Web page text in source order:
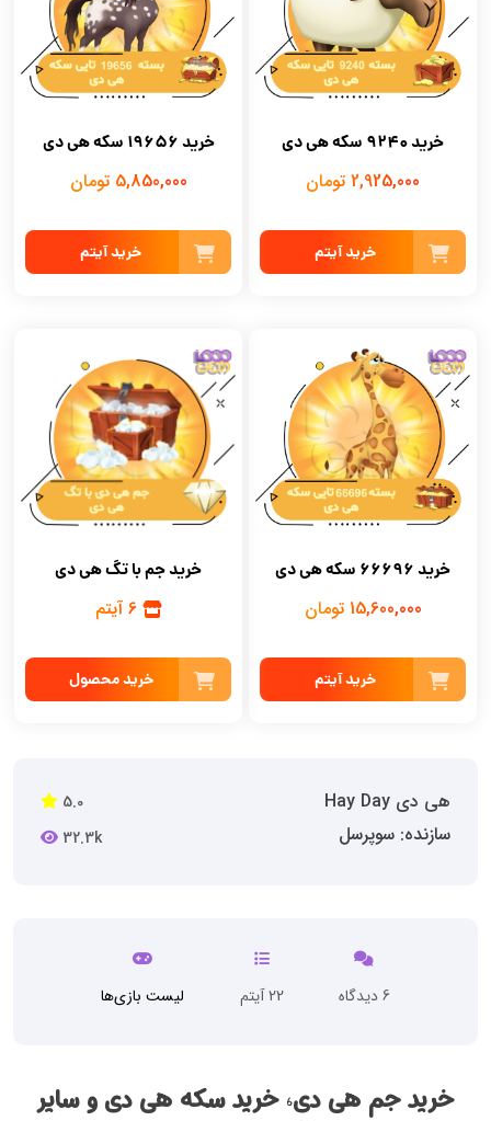
خرید 9240 سکه هی دی
2,925,000 تومان
خرید آیتم
خرید 19656 سکه هی دی
5,850,000 تومان
خرید آیتم
خرید 66696 سکه هی دی
15,600,000 تومان
خرید آیتم
خرید جم با تگ هی دی
6 آیتم
خرید محصول
هی دی Hay Day
سازنده: سوپرسل
5.0
32.3k
6 دیدگاه 22 آیتم لیست بازی‌ها
خرید جم هی دی، خرید سکه هی دی و سایر